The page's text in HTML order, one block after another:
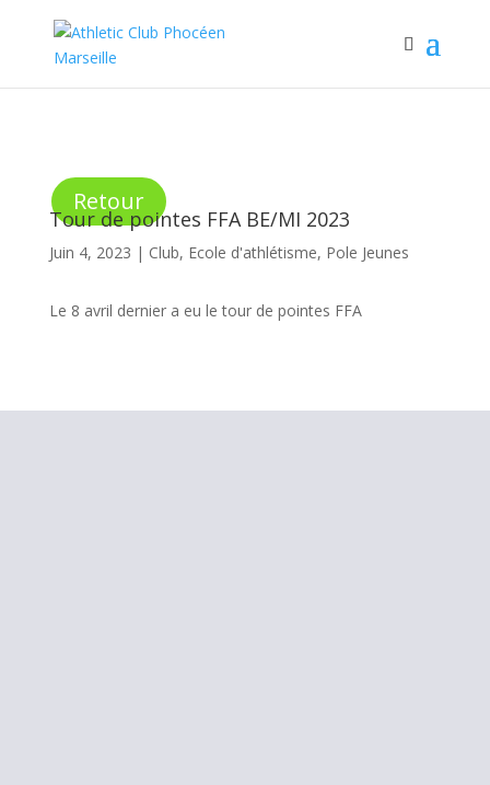
Retour
Tour de pointes FFA BE/MI 2023
Juin 4, 2023 | Club, Ecole d'athlétisme, Pole Jeunes
Le 8 avril dernier a eu le tour de pointes FFA